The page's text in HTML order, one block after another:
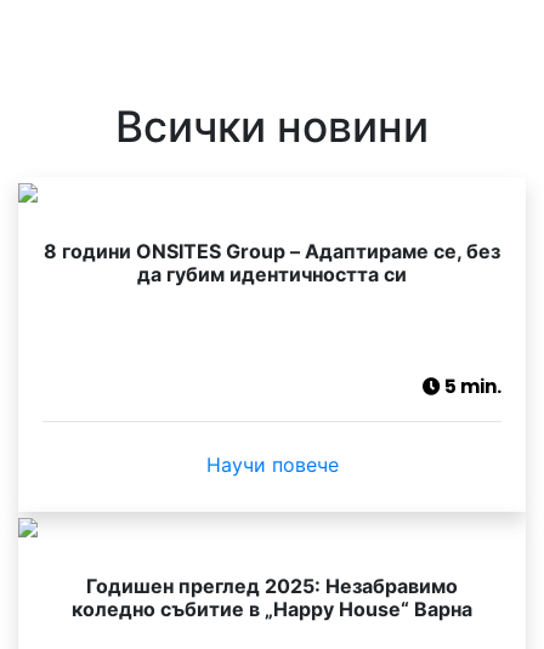
Всички новини
8 години ONSITES Group – Адаптираме се, без
да губим идентичността си
5 min.
Научи повече
Годишен преглед 2025: Незабравимо
коледно събитие в „Happy House“ Варна